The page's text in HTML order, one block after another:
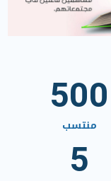
500
منتسب
5